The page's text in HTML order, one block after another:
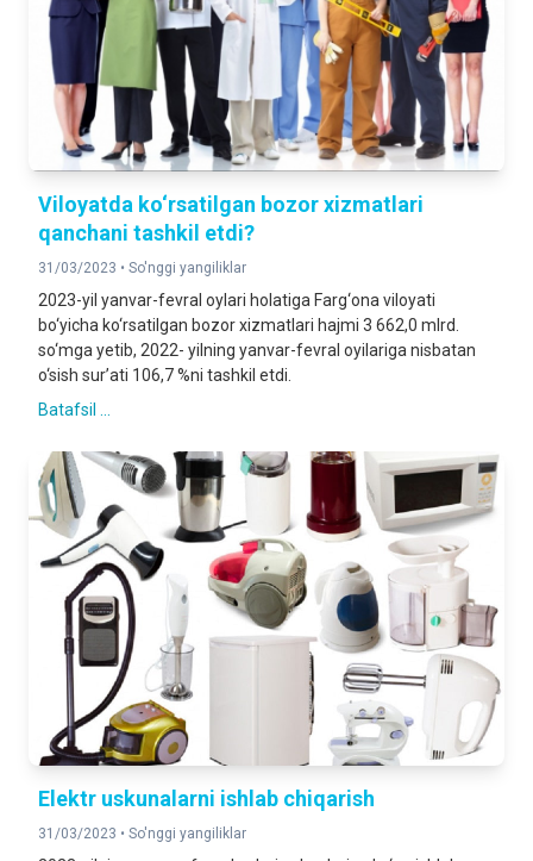
Viloyatda ko‘rsatilgan bozor xizmatlari
qanchani tashkil etdi?
31/03/2023 • So'nggi yangiliklar
2023-yil yanvar-fevral oylari holatiga Farg‘ona viloyati
bo‘yicha ko‘rsatilgan bozor xizmatlari hajmi 3 662,0 mlrd.
so‘mga yetib, 2022- yilning yanvar-fevral oyilariga nisbatan
o‘sish sur’ati 106,7 %ni tashkil etdi.
Batafsil ...
Elektr uskunalarni ishlab chiqarish
31/03/2023 • So'nggi yangiliklar